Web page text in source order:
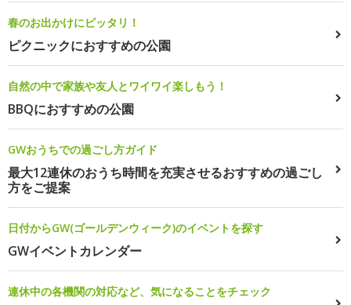
春のお出かけにピッタリ！
ピクニックにおすすめの公園
自然の中で家族や友人とワイワイ楽しもう！
BBQにおすすめの公園
GWおうちでの過ごし方ガイド
最大12連休のおうち時間を充実させるおすすめの過ごし
方をご提案
日付からGW(ゴールデンウィーク)のイベントを探す
GWイベントカレンダー
連休中の各機関の対応など、気になることをチェック